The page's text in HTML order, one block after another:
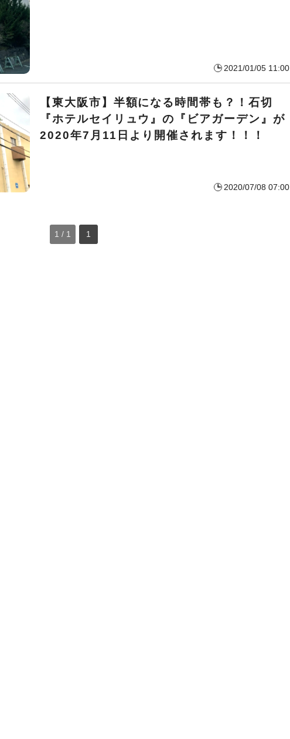
2021/01/05 11:00
【東大阪市】半額になる時間帯も？！石切
『ホテルセイリュウ』の『ビアガーデン』が
2020年7月11日より開催されます！！！
2020/07/08 07:00
1 / 1 1